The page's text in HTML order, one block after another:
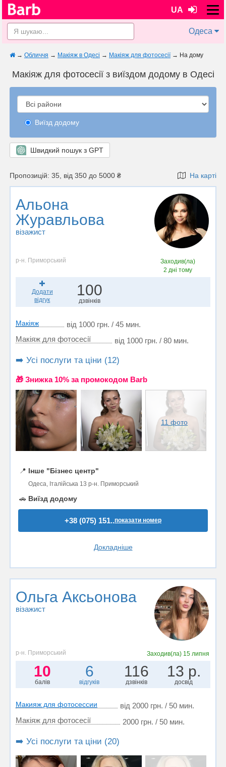
UA
Одеса
→ Обличчя → Макіяж в Одесі → Макіяж для фотосесії → На дому
Макіяж для фотосесії з виїздом додому в Одесі
Виїзд додому
Швидкий пошук з GPT
Пропозицій: 35, від 350 до 5000 ₴ На карті
Альона
Журавльова
візажист
р-н. Приморський
Заходив(ла)
2 дні тому
Додати
відгук
100
дзвінків
Макіяж
від 1000 грн. / 45 мин.
Макіяж для фотосесії
від 1000 грн. / 80 мин.
➡️ Усі послуги та ціни (12)
🎁 Знижка 10% за промокодом Barb
11 фото
📍 Інше "Бізнес центр"
Одеса, Італійська 13 р-н. Приморський
🚗 Виїзд додому
+38 (075) 151..показати номер
Докладніше
Ольга Аксьонова
візажист
р-н. Приморський Заходив(ла) 15 липня
10
балів
6
відгуків
116
дзвінків
13 р.
досвід
Макияж для фотосессии
від 2000 грн. / 50 мин.
Макіяж для фотосесії
2000 грн. / 50 мин.
➡️ Усі послуги та ціни (20)